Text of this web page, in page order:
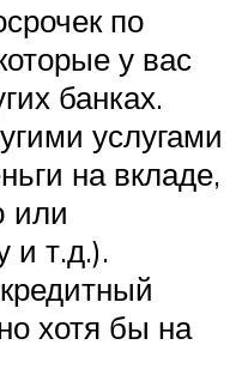
по
у вас
банках.
услугами
на вкладе,
или
и т.д.).
хотя бы на